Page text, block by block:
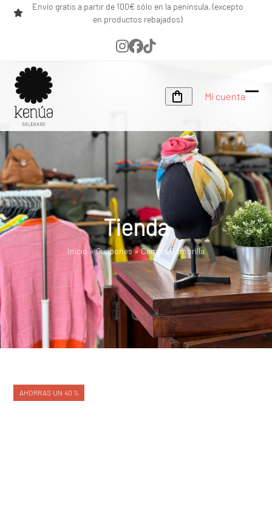
Skip
Envío gratis a partir de 100€ sólo en la península, (excepto
en productos rebajados)
Instagram
Facebook
Tiktok
Mi cuenta
Tienda
Inicio »Guapones»Camisa Sombrilla
AHORRAS UN 40%